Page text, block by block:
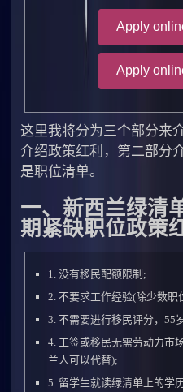
Apply
Apply
这里我将分为三个部分来
介绍政策红利，第二部分
是职位清单。
一、新西兰绿清
期紧缺职位政策
1. 没有移民配额限制;
2. 不要求工作经验(除少数职
3. 不需要进行移民评分，55
4. 工签或移民无需劳动力市
兰人可以代替);
5. 留学生就读绿清单上的学